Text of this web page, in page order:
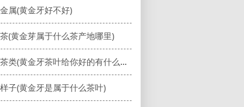
属(黄金牙好不好)
(黄金芽属于什么茶产地哪里)
黄金牙是什么茶类(黄金牙茶叶给你好的有什么感觉)
子(黄金牙是属于什么茶叶)